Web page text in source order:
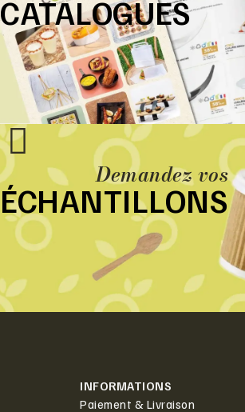
CATALOGUES
Demandez vos
ÉCHANTILLONS
INFORMATIONS
Paiement & Livraison